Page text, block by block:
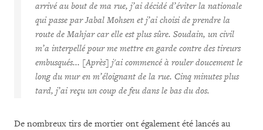
arrivé au bout de ma rue, j’ai décidé d’éviter la nationale
qui passe par Jabal Mohsen et j’ai choisi de prendre la
route de Mahjar car elle est plus sûre. Soudain, un civil
m’a interpellé pour me mettre en garde contre des tireurs
embusqués... [Après] j'ai commencé à rouler doucement le
long du mur en m’éloignant de la rue. Cinq minutes plus
tard, j’ai reçu un coup de feu dans le bas du dos.
De nombreux tirs de mortier ont également été lancés au